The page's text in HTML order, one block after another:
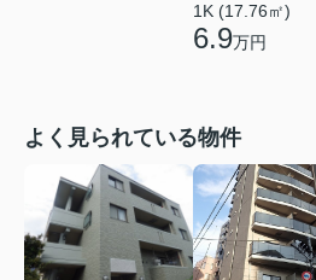
1K (17.76㎡)
6.9万円
よく見られている物件